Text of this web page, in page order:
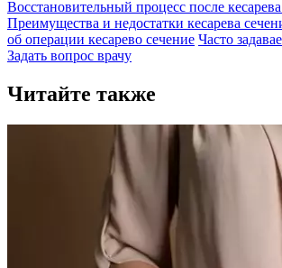
Восстановительный процесс после
Преимущества и недостатки кесарева
об операции кесарево сечение Часто
Задать вопрос врачу
Читайте также